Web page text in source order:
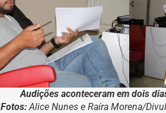
Audições aconteceram em dois
Fotos:Alice Nunes e Raíra Morena/